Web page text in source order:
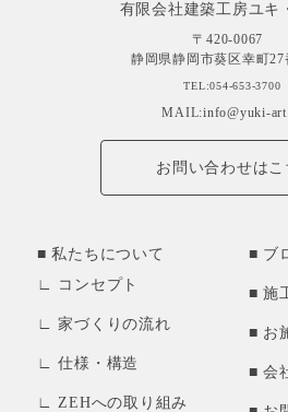
有限会社建築工房ユキ
〒420-0067
静岡県静岡市葵区幸町27
TEL:054-653-3700
MAIL:info@yuki-
お問い合わせはこ
私たちについて
コンセプト
家づくりの流れ
仕様・構造
ZEHへの取り組み
ブ
施
お
会